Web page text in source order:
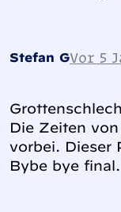
Stefan GVor 5
Die Zeiten
vorbei. Dieser
Bybe bye